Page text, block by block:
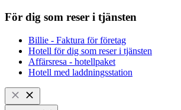
För dig som reser i tjänsten
Billie - Faktura för företag
Hotell för dig som reser i tjänsten
Affärsresa - hotellpaket
Hotell med laddningsstation